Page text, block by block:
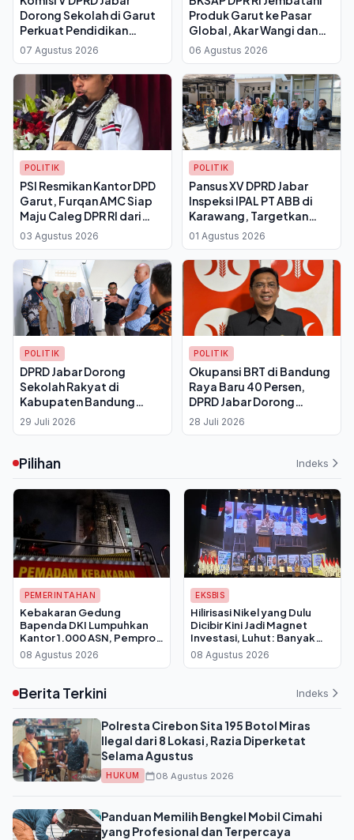
Dorong Sekolah di Garut
Perkuat Pendidikan
Budaya untuk Tangkal
Dampak Negatif
Teknologi
07 Agustus 2026
Produk Garut ke Pasar
Global, Akar Wangi dan
Kopi Jadi Prioritas
06 Agustus 2026
POLITIK
PSI Resmikan Kantor DPD
Garut, Furqan AMC Siap
Maju Caleg DPR RI dari
Dapil Jabar XI untuk
Pemilu 2029
03 Agustus 2026
POLITIK
Pansus XV DPRD Jabar
Inspeksi IPAL PT ABB di
Karawang, Targetkan
Sanksi Tegas di Ranperda
PPLH
01 Agustus 2026
POLITIK
DPRD Jabar Dorong
Sekolah Rakyat di
Kabupaten Bandung
Punya Kawasan
Terintegrasi, Lahan 7,6
29 Juli 2026
POLITIK
Okupansi BRT di Bandung
Raya Baru 40 Persen,
DPRD Jabar Dorong
Sosialisasi Ubah
Kebiasaan Warga
28 Juli 2026
Pilihan Indeks
PEMERINTAHAN
Kebakaran Gedung
Bapenda DKI Lumpuhkan
Kantor 1.000 ASN, Pemprov
Berlakukan WFH Bergantian
08 Agustus 2026
EKSBIS
Hilirisasi Nikel yang Dulu
Dicibir Kini Jadi Magnet
Investasi, Luhut: Banyak
yang Antre Temui Bahlil
08 Agustus 2026
Berita Terkini Indeks
Polresta Cirebon Sita 195 Botol Miras
Ilegal dari 8 Lokasi, Razia Diperketat
Selama Agustus
HUKUM 08 Agustus 2026
Panduan Memilih Bengkel Mobil Cimahi
yang Profesional dan Terpercaya